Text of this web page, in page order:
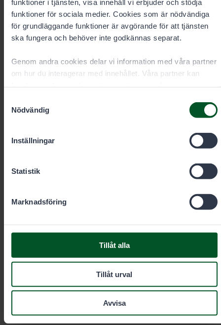
funktioner i tjänsten, visa innehåll vi erbjuder och stödja
funktioner för sociala medier. Cookies som är nödvändiga
för grundläggande funktioner är avgörande för att tjänsten
ska fungera och behöver inte godkännas separat.
Genom andra cookies delar vi information med våra partner
om hur du interagerar med innehållet. Våra partner kan
använt deras tjänster. Du kan välja vilka cookies du vill
Nödvändig
Inställningar
Statistik
Marknadsföring
Tillåt alla
Tillåt urval
Avvisa
på vardagarna kl. 9–15
Brådskande beställningar alltid per telefon.
eraluvat@metsa.fi